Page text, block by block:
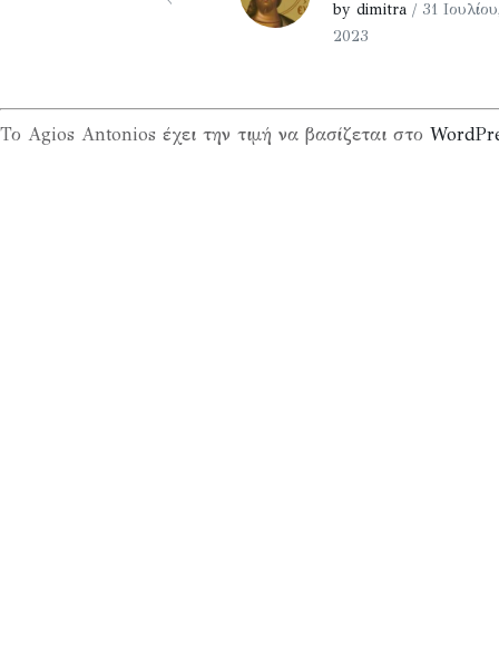
by dimitra / 31
2023
Το Agios Antonios έχει την τιμή να βασίζεται στο